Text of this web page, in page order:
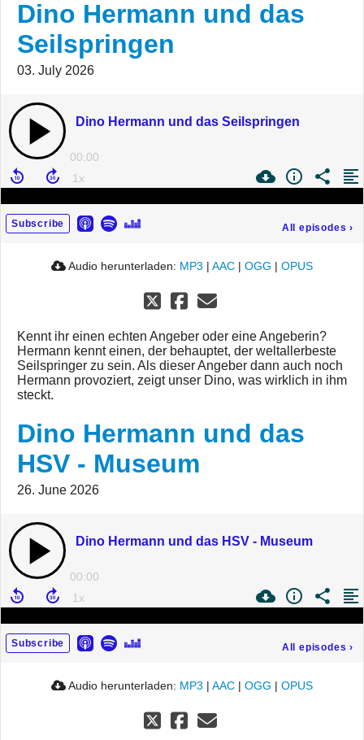
Dino Hermann und das
Seilspringen
03. July 2026
Dino Hermann und das Seilspringen
00:00
Subscribe All episodes ›
Audio herunterladen: MP3 | AAC | OGG | OPUS
Kennt ihr einen echten Angeber oder eine Angeberin?
Hermann kennt einen, der behauptet, der weltallerbeste
Seilspringer zu sein. Als dieser Angeber dann auch noch
Hermann provoziert, zeigt unser Dino, was wirklich in ihm
steckt.
Dino Hermann und das
HSV - Museum
26. June 2026
Dino Hermann und das HSV - Museum
00:00
Subscribe All episodes ›
Audio herunterladen: MP3 | AAC | OGG | OPUS